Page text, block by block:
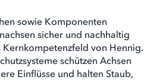
sowie Komponenten
sicher und nachhaltig
Kernkompetenzfeld von Hennig.
schützen Achsen
Einflüsse und halten Staub,